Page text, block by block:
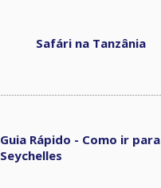
Safári na Tanzânia
Guia Rápido - Como ir para
Seychelles